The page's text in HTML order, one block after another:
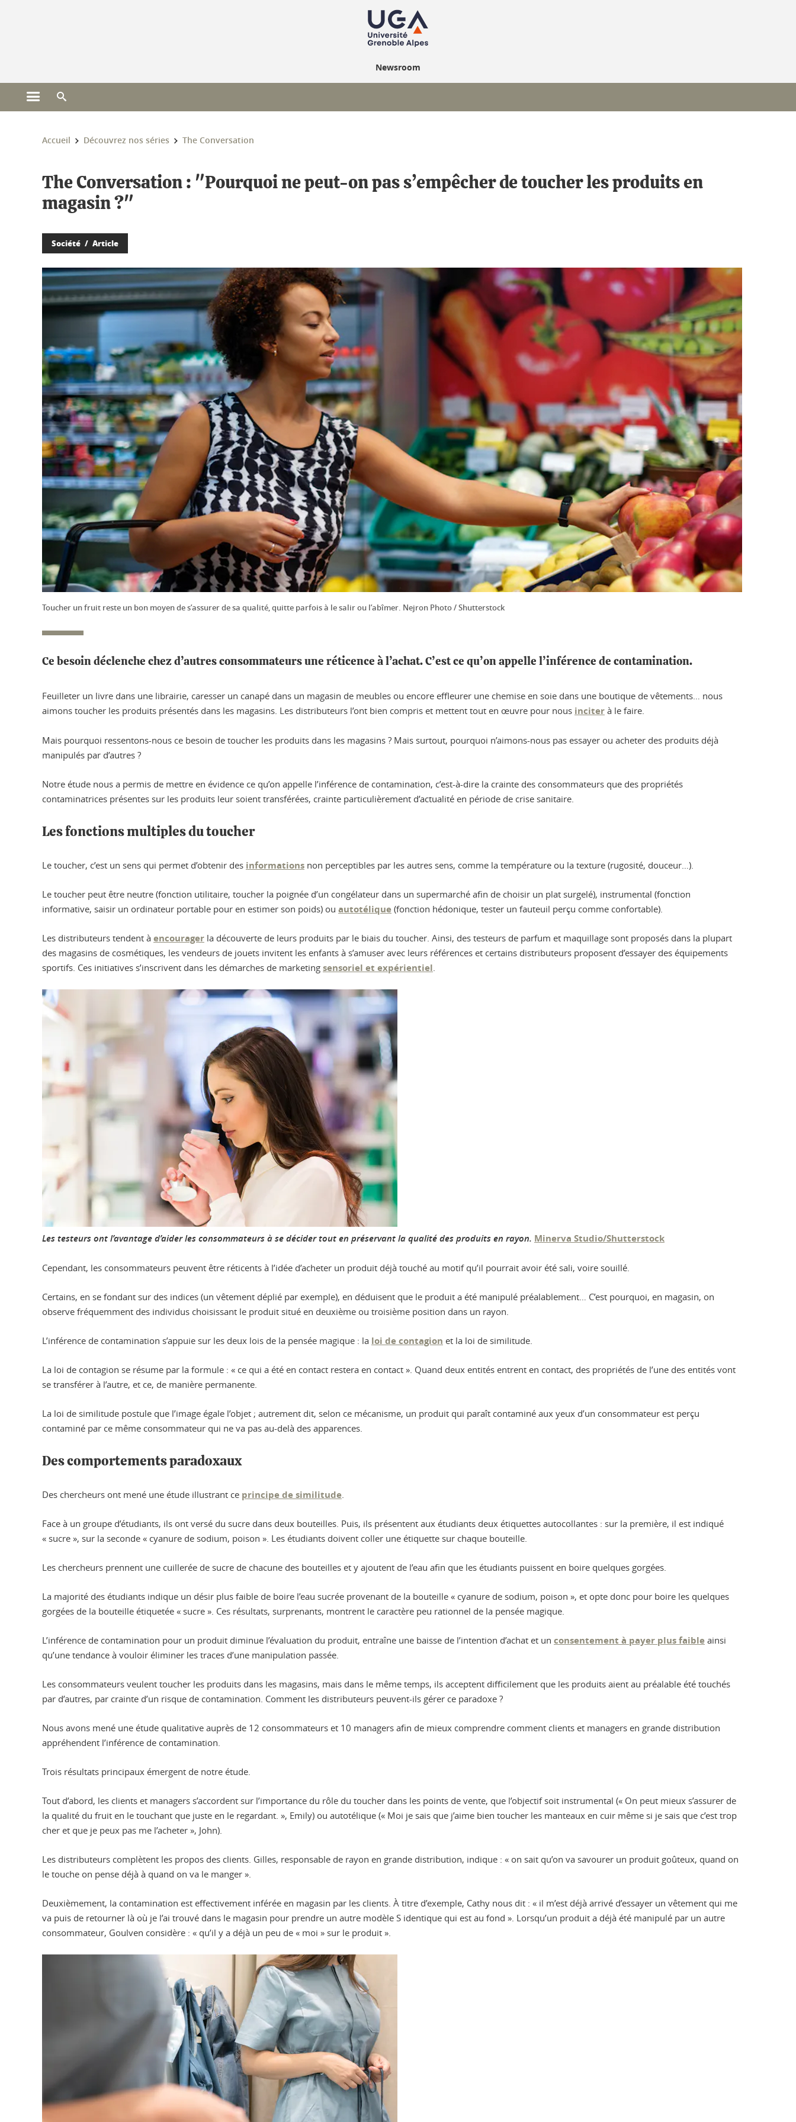
Newsroom
Ouvrir le menu principal
Vous êtes ici :
Accueil Découvrez nos séries The Conversation
The Conversation : "Pourquoi ne peut-on pas s’empêcher de toucher les produits en
magasin ?"
Société Article
Toucher un fruit reste un bon moyen de s’assurer de sa qualité, quitte parfois à le salir ou l’abîmer. Nejron Photo / Shutterstock
Ce besoin déclenche chez d’autres consommateurs une réticence à l’achat. C’est ce qu’on appelle l’inférence de contamination.
Feuilleter un livre dans une librairie, caresser un canapé dans un magasin de meubles ou encore effleurer une chemise en soie dans une boutique de vêtements… nous
aimons toucher les produits présentés dans les magasins. Les distributeurs l’ont bien compris et mettent tout en œuvre pour nous inciter à le faire.
Mais pourquoi ressentons-nous ce besoin de toucher les produits dans les magasins ? Mais surtout, pourquoi n’aimons-nous pas essayer ou acheter des produits déjà
manipulés par d’autres ?
Notre étude nous a permis de mettre en évidence ce qu’on appelle l’inférence de contamination, c’est-à-dire la crainte des consommateurs que des propriétés
contaminatrices présentes sur les produits leur soient transférées, crainte particulièrement d’actualité en période de crise sanitaire.
Les fonctions multiples du toucher
Le toucher, c’est un sens qui permet d’obtenir des informations non perceptibles par les autres sens, comme la température ou la texture (rugosité, douceur…).
Le toucher peut être neutre (fonction utilitaire, toucher la poignée d’un congélateur dans un supermarché afin de choisir un plat surgelé), instrumental (fonction
informative, saisir un ordinateur portable pour en estimer son poids) ou autotélique (fonction hédonique, tester un fauteuil perçu comme confortable).
Les distributeurs tendent à encourager la découverte de leurs produits par le biais du toucher. Ainsi, des testeurs de parfum et maquillage sont proposés dans la plupart
des magasins de cosmétiques, les vendeurs de jouets invitent les enfants à s’amuser avec leurs références et certains distributeurs proposent d’essayer des équipements
sportifs. Ces initiatives s’inscrivent dans les démarches de marketing sensoriel et expérientiel.
Les testeurs ont l’avantage d’aider les consommateurs à se décider tout en préservant la qualité des produits en rayon. Minerva Studio/Shutterstock
Cependant, les consommateurs peuvent être réticents à l’idée d’acheter un produit déjà touché au motif qu’il pourrait avoir été sali, voire souillé.
Certains, en se fondant sur des indices (un vêtement déplié par exemple), en déduisent que le produit a été manipulé préalablement… C’est pourquoi, en magasin, on
observe fréquemment des individus choisissant le produit situé en deuxième ou troisième position dans un rayon.
L’inférence de contamination s’appuie sur les deux lois de la pensée magique : la loi de contagion et la loi de similitude.
La loi de contagion se résume par la formule : « ce qui a été en contact restera en contact ». Quand deux entités entrent en contact, des propriétés de l’une des entités vont
se transférer à l’autre, et ce, de manière permanente.
La loi de similitude postule que l’image égale l’objet ; autrement dit, selon ce mécanisme, un produit qui paraît contaminé aux yeux d’un consommateur est perçu
contaminé par ce même consommateur qui ne va pas au-delà des apparences.
Des comportements paradoxaux
Des chercheurs ont mené une étude illustrant ce principe de similitude.
Face à un groupe d’étudiants, ils ont versé du sucre dans deux bouteilles. Puis, ils présentent aux étudiants deux étiquettes autocollantes : sur la première, il est indiqué
« sucre », sur la seconde « cyanure de sodium, poison ». Les étudiants doivent coller une étiquette sur chaque bouteille.
Les chercheurs prennent une cuillerée de sucre de chacune des bouteilles et y ajoutent de l’eau afin que les étudiants puissent en boire quelques gorgées.
La majorité des étudiants indique un désir plus faible de boire l’eau sucrée provenant de la bouteille « cyanure de sodium, poison », et opte donc pour boire les quelques
gorgées de la bouteille étiquetée « sucre ». Ces résultats, surprenants, montrent le caractère peu rationnel de la pensée magique.
L’inférence de contamination pour un produit diminue l’évaluation du produit, entraîne une baisse de l’intention d’achat et un consentement à payer plus faible ainsi
qu’une tendance à vouloir éliminer les traces d’une manipulation passée.
Les consommateurs veulent toucher les produits dans les magasins, mais dans le même temps, ils acceptent difficilement que les produits aient au préalable été touchés
par d’autres, par crainte d’un risque de contamination. Comment les distributeurs peuvent-ils gérer ce paradoxe ?
Nous avons mené une étude qualitative auprès de 12 consommateurs et 10 managers afin de mieux comprendre comment clients et managers en grande distribution
appréhendent l’inférence de contamination.
Trois résultats principaux émergent de notre étude.
Tout d’abord, les clients et managers s’accordent sur l’importance du rôle du toucher dans les points de vente, que l’objectif soit instrumental (« On peut mieux s’assurer de
la qualité du fruit en le touchant que juste en le regardant. », Emily) ou autotélique (« Moi je sais que j’aime bien toucher les manteaux en cuir même si je sais que c’est trop
cher et que je peux pas me l’acheter », John).
Les distributeurs complètent les propos des clients. Gilles, responsable de rayon en grande distribution, indique : « on sait qu’on va savourer un produit goûteux, quand on
le touche on pense déjà à quand on va le manger ».
Deuxièmement, la contamination est effectivement inférée en magasin par les clients. À titre d’exemple, Cathy nous dit : « il m’est déjà arrivé d’essayer un vêtement qui me
va puis de retourner là où je l’ai trouvé dans le magasin pour prendre un autre modèle S identique qui est au fond ». Lorsqu’un produit a déjà été manipulé par un autre
consommateur, Goulven considère : « qu’il y a déjà un peu de « moi » sur le produit ».